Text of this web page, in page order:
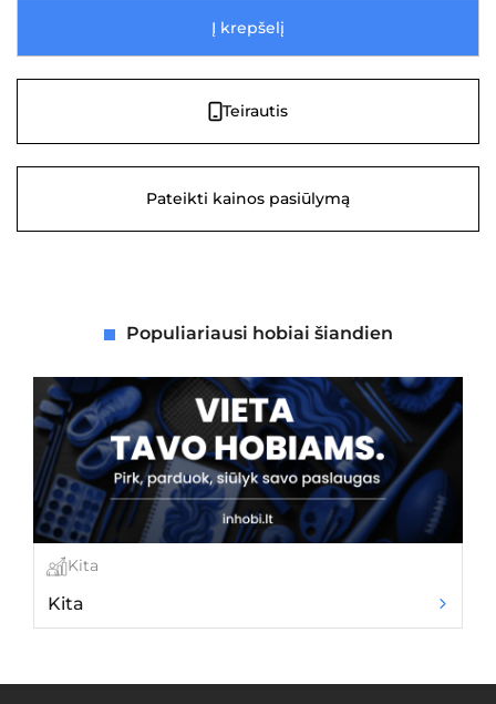
Į krepšelį
Teirautis
Pateikti kainos pasiūlymą
Populiariausi hobiai šiandien
Kita
Kita